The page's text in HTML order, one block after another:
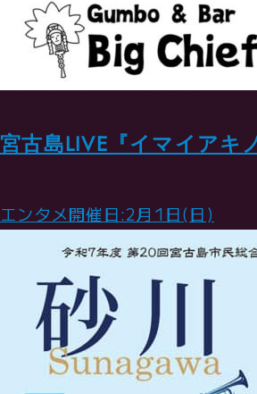
宮古島LIVE『イマイアキ
エンタメ開催日:2月1日(日)